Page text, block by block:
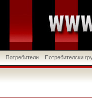
Потребители Потребителски